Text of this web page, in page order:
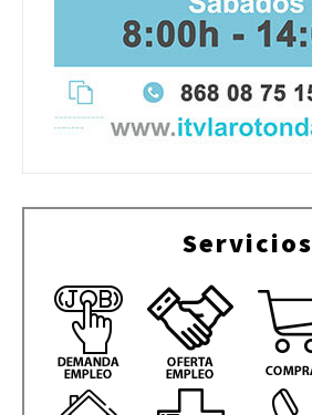
Servicios